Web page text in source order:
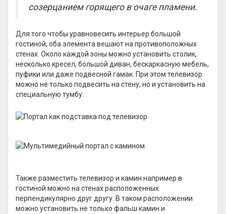
созерцанием горящего в очаге пламени.
Для того чтобы уравновесить интерьер большой
гостиной, оба элемента вешают на противоположных
стенах. Около каждой зоны можно установить столик,
несколько кресел, большой диван, бескаркасную мебель,
пуфики или даже подвесной гамак. При этом телевизор
можно не только подвесить на стену, но и установить на
специальную тумбу.
Также разместить телевизор и камин например в
гостиной можно на стенах расположенных
перпендикулярно друг другу. В таком расположении
можно установить не только фальш камин и